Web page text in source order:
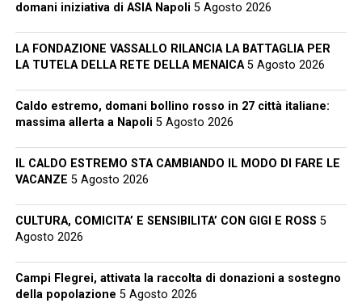
domani iniziativa di ASIA Napoli 5 Agosto 2026
LA FONDAZIONE VASSALLO RILANCIA LA BATTAGLIA PER
LA TUTELA DELLA RETE DELLA MENAICA 5 Agosto 2026
Caldo estremo, domani bollino rosso in 27 città italiane:
massima allerta a Napoli 5 Agosto 2026
IL CALDO ESTREMO STA CAMBIANDO IL MODO DI FARE LE
VACANZE 5 Agosto 2026
CULTURA, COMICITA’ E SENSIBILITA’ CON GIGI E ROSS 5
Agosto 2026
Campi Flegrei, attivata la raccolta di donazioni a sostegno
della popolazione 5 Agosto 2026